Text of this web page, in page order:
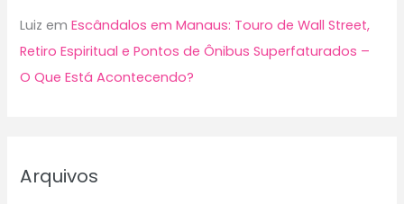
Luiz emEscândalos em Manaus: Touro de Wall Street,
Retiro Espiritual e Pontos de Ônibus Superfaturados –
O Que Está Acontecendo?
Arquivos